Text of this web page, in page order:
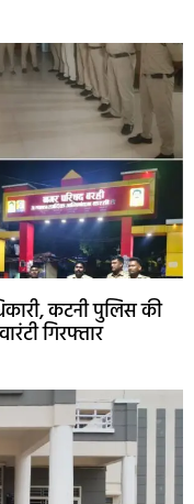
कटनी पुलिस की
गिरफ्तार